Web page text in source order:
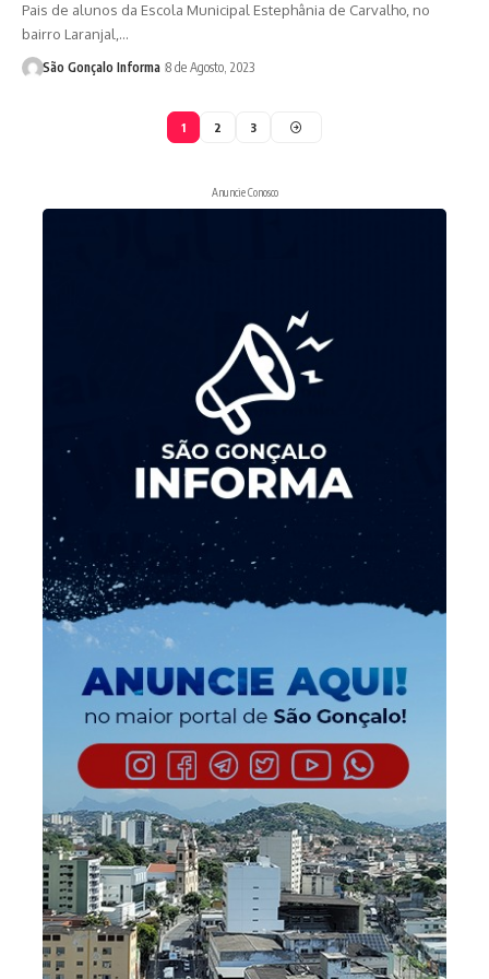
Pais de alunos da Escola Municipal Estephânia de Carvalho, no
bairro Laranjal,…
São Gonçalo Informa 8 de Agosto, 2023
1 2 3
Anuncie Conosco